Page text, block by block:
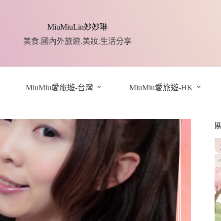
MiuMiuLin妙妙琳
美食.國內外旅遊.美妝.生活分享
MiuMiu愛旅遊-台灣 MiuMiu愛旅遊-HK